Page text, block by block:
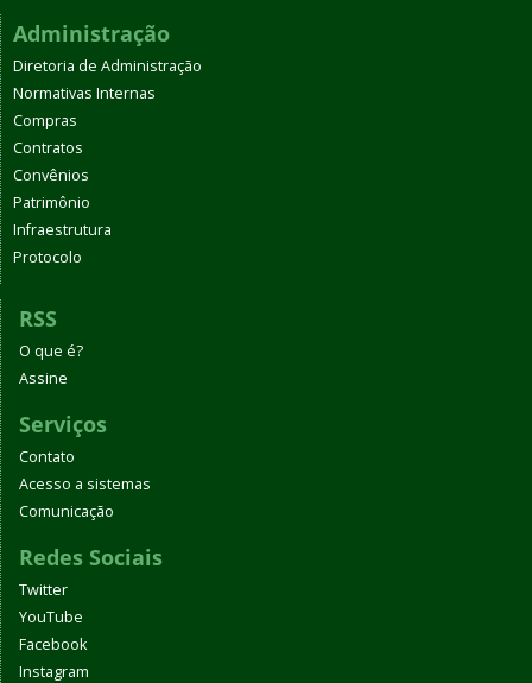
Administração
Diretoria de Administração
Normativas Internas
Compras
Contratos
Convênios
Patrimônio
Infraestrutura
Protocolo
RSS
O que é?
Assine
Serviços
Contato
Acesso a sistemas
Comunicação
Redes Sociais
Twitter
YouTube
Facebook
Instagram